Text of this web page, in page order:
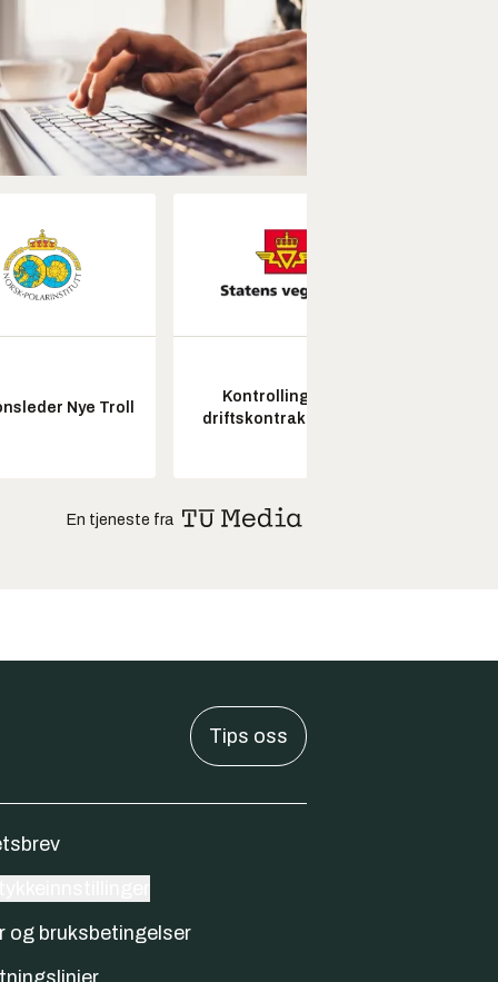
Nye Troll
Kontrollingeniør
driftskontrakt elektro
En tjeneste fra
Tips oss
og bruksbetingelser